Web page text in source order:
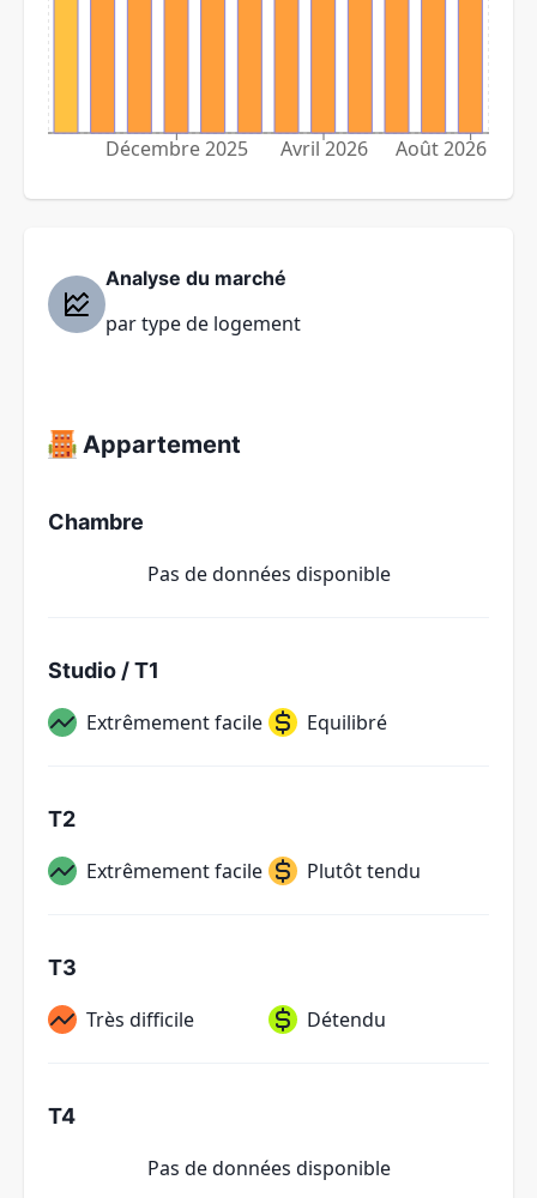
Décembre 2025 Avril 2026 Août 2026
Analyse du marché
par type de logement
Appartement
Chambre
Pas de données disponible
Studio / T1
Extrêmement facile Equilibré
T2
Extrêmement facile Plutôt tendu
T3
Très difficile Détendu
T4
Pas de données disponible